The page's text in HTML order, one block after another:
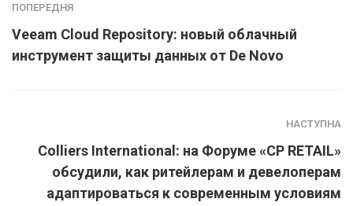
ПОПЕРЕДНЯ
Veeam Cloud Repository: новый облачный
инструмент защиты данных от De Novo
НАСТУПНА
Colliers International: на Форуме «СР RETAIL»
обсудили, как ритейлерам и девелоперам
адаптироваться к современным условиям